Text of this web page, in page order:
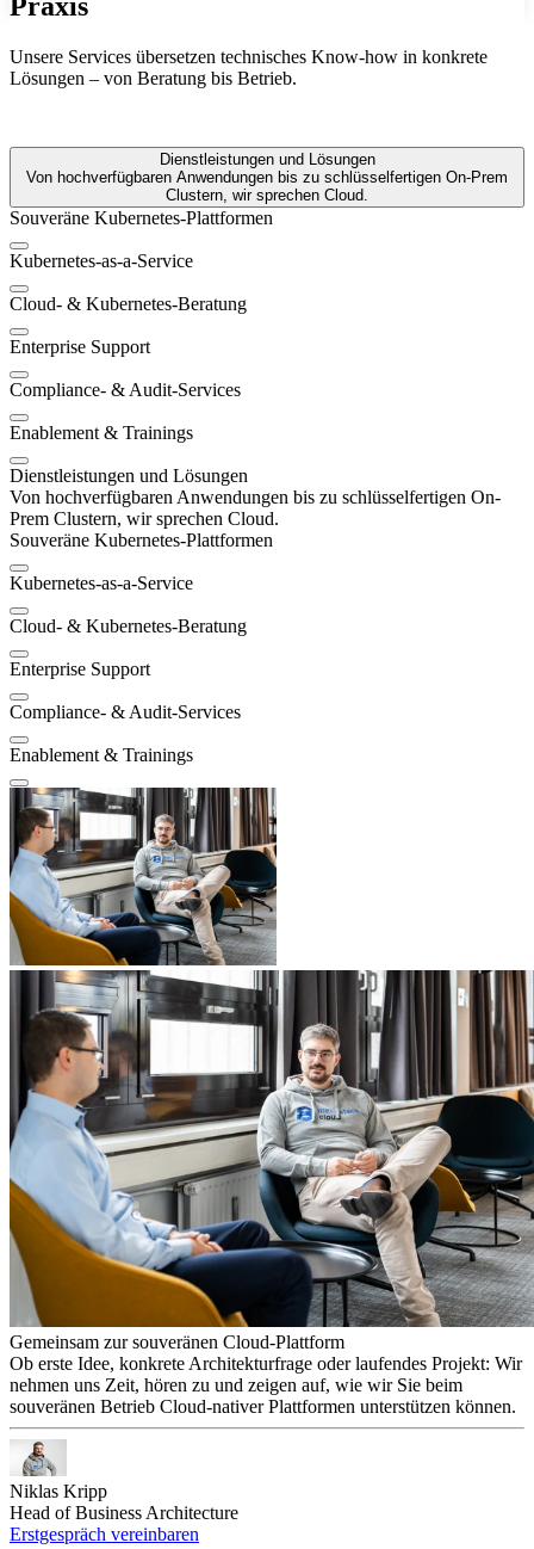
Praxis
Unsere Services übersetzen technisches Know-how in konkrete
Lösungen – von Beratung bis Betrieb.
Dienstleistungen und Lösungen
Von hochverfügbaren Anwendungen bis zu schlüsselfertigen On-Prem
Clustern, wir sprechen Cloud.
Souveräne Kubernetes-Plattformen
Kubernetes-as-a-Service
Cloud- & Kubernetes-Beratung
Enterprise Support
Compliance- & Audit-Services
Enablement & Trainings
Dienstleistungen und Lösungen
Von hochverfügbaren Anwendungen bis zu schlüsselfertigen On-
Prem Clustern, wir sprechen Cloud.
Souveräne Kubernetes-Plattformen
Kubernetes-as-a-Service
Cloud- & Kubernetes-Beratung
Enterprise Support
Compliance- & Audit-Services
Enablement & Trainings
Gemeinsam zur souveränen Cloud-Plattform
Ob erste Idee, konkrete Architekturfrage oder laufendes Projekt: Wir
nehmen uns Zeit, hören zu und zeigen auf, wie wir Sie beim
souveränen Betrieb Cloud-nativer Plattformen unterstützen können.
Niklas Kripp
Head of Business Architecture
Erstgespräch vereinbaren